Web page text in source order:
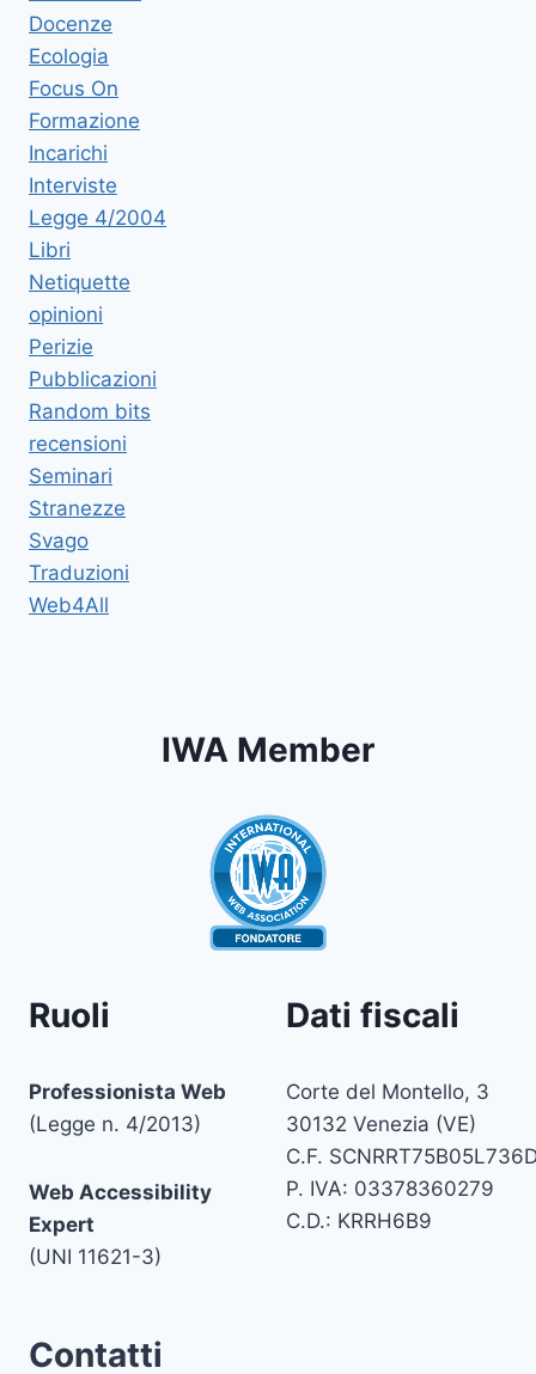
Docenze
Ecologia
Focus On
Formazione
Incarichi
Interviste
Legge 4/2004
Libri
Netiquette
opinioni
Perizie
Pubblicazioni
Random bits
recensioni
Seminari
Stranezze
Svago
Traduzioni
Web4All
IWA Member
Ruoli
Professionista Web
(Legge n. 4/2013)
Web Accessibility
Expert
(UNI 11621-3)
Dati fiscali
Corte del Montello, 3
30132 Venezia (VE)
C.F.
P. IVA: 03378360279
C.D.: KRRH6B9
Contatti